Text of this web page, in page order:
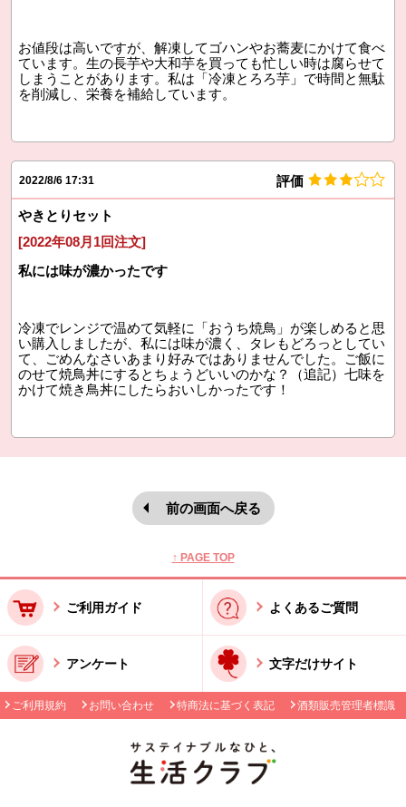
お値段は高いですが、解凍してゴハンやお蕎麦にかけて食べ
ています。生の長芋や大和芋を買っても忙しい時は腐らせて
しまうことがあります。私は「冷凍とろろ芋」で時間と無駄
を削減し、栄養を補給しています。
2022/8/6 17:31 評価
やきとりセット
[2022年08月1回注文]
私には味が濃かったです
冷凍でレンジで温めて気軽に「おうち焼鳥」が楽しめると思
い購入しましたが、私には味が濃く、タレもどろっとしてい
て、ごめんなさいあまり好みではありませんでした。ご飯に
のせて焼鳥丼にするとちょうどいいのかな？（追記）七味を
かけて焼き鳥丼にしたらおいしかったです！
前の画面へ戻る
↑ PAGE TOP
ご利用ガイド よくあるご質問
アンケート 文字だけサイト
ご利用規約 お問い合わせ 特商法に基づく表記 酒類販売管理者標識